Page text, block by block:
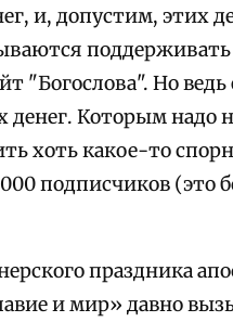
и, допустим, этих
"Богослова". Но
денег. Которым надо
хоть какое-то
подписчиков (это
праздника
и мир» давно